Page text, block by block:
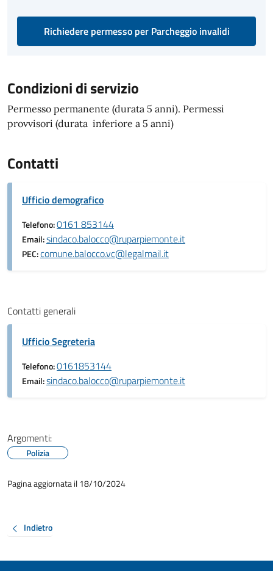
Richiedere permesso per Parcheggio invalidi
Condizioni di servizio
Permesso permanente (durata 5 anni). Permessi
provvisori (durata inferiore a 5 anni)
Contatti
Ufficio demografico
Telefono:0161 853144
Email:sindaco.balocco@ruparpiemonte.it
PEC:comune.balocco.vc@legalmail.it
Contatti generali
Ufficio Segreteria
Telefono:0161853144
Email:sindaco.balocco@ruparpiemonte.it
Argomenti:
Polizia
Pagina aggiornata il 18/10/2024
Indietro